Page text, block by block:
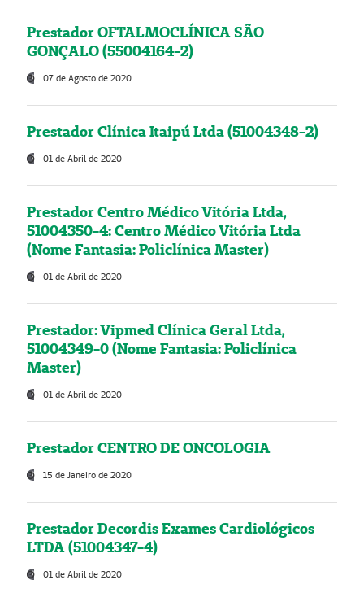
Prestador OFTALMOCLÍNICA SÃO
GONÇALO (55004164-2)
07 de Agosto de 2020
Prestador Clínica Itaipú Ltda (51004348-2)
01 de Abril de 2020
Prestador Centro Médico Vitória Ltda,
51004350-4: Centro Médico Vitória Ltda
(Nome Fantasia: Policlínica Master)
01 de Abril de 2020
Prestador: Vipmed Clínica Geral Ltda,
51004349-0 (Nome Fantasia: Policlínica
Master)
01 de Abril de 2020
Prestador CENTRO DE ONCOLOGIA
15 de Janeiro de 2020
Prestador Decordis Exames Cardiológicos
LTDA (51004347-4)
01 de Abril de 2020